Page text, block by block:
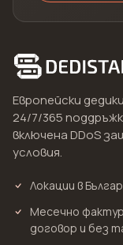
Европейски
24/7/365
включена DDoS
условия.
Локации в
Месечно
договор и без